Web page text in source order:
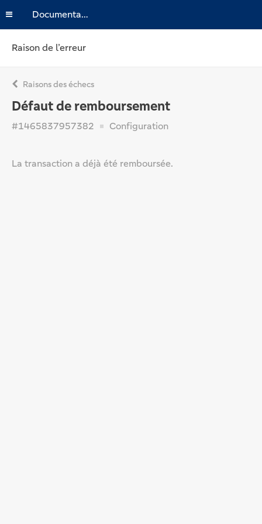
Documentation
Raison de l’erreur
Raisons des échecs
Défaut de remboursement
#1465837957382 Configuration
La transaction a déjà été remboursée.